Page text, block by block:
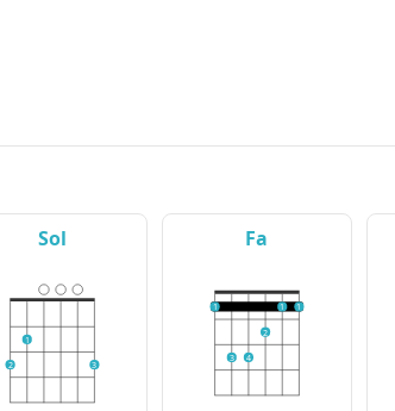
Sol
2
1
3
Fa
1
3 4
2
1 1